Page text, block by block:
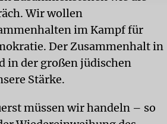
Wir wollen
im Kampf für
Der Zusammenhalt in
in der großen jüdischen
Stärke.
müssen wir handeln – so